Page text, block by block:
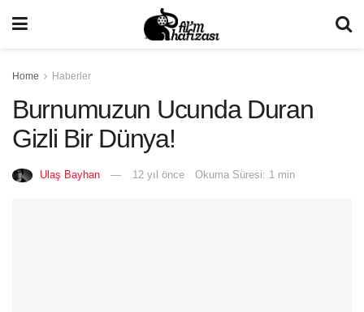
Home Haberler
Burnumuzun Ucunda Duran
Gizli Bir Dünya!
Ulaş Bayhan 12 yıl önce Okuma Süresi: 1 min